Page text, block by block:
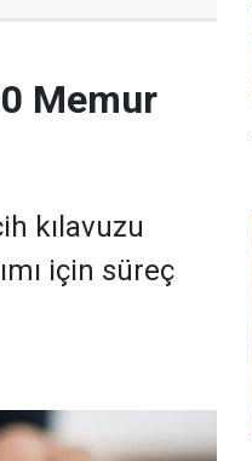
Memur
kılavuzu
için süreç